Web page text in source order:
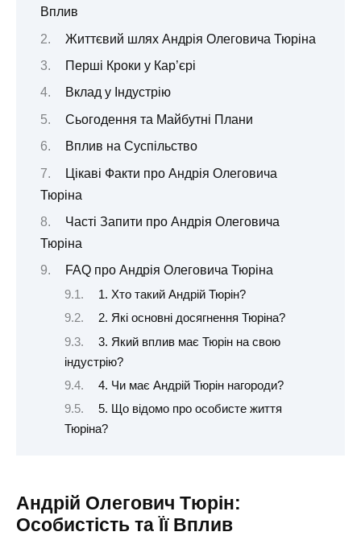
Вплив
Життєвий шлях Андрія Олеговича Тюріна
Перші Кроки у Кар’єрі
Вклад у Індустрію
Сьогодення та Майбутні Плани
Вплив на Суспільство
Цікаві Факти про Андрія Олеговича
Тюріна
Часті Запити про Андрія Олеговича
Тюріна
FAQ про Андрія Олеговича Тюріна
1. Хто такий Андрій Тюрін?
2. Які основні досягнення Тюріна?
3. Який вплив має Тюрін на свою
індустрію?
4. Чи має Андрій Тюрін нагороди?
5. Що відомо про особисте життя
Тюріна?
Андрій Олегович Тюрін:
Особистість та Її Вплив